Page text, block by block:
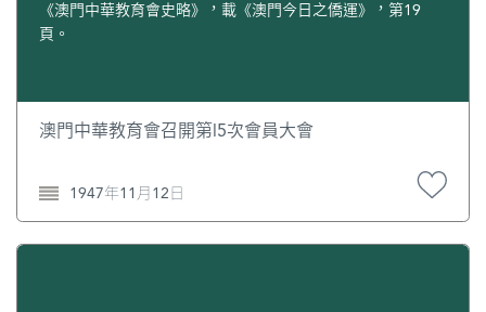
《澳門中華教育會史略》，載《澳門今日之僑運》，第19
頁。
澳門中華教育會召開第l5次會員大會
1947年11月12日